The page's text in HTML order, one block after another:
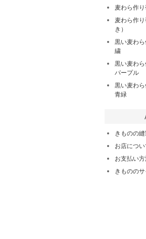
麦わら作
麦わら作
き）
黒い麦わ
繍
黒い麦わ
パープル
黒い麦わ
青緑
きものの
お店につ
お支払い
きものの